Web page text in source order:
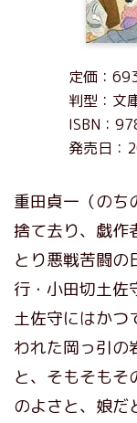
定価：
判型：文
ISBN：
発売日：
重田貞一（のち
捨て去り、戯作
とり悪戦苦闘の
行・小田切土佐
土佐守にはかつ
われた岡っ引の
と、そもそもそ
のよさと、娘だ